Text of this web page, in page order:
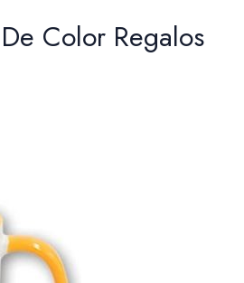
Color Regalos